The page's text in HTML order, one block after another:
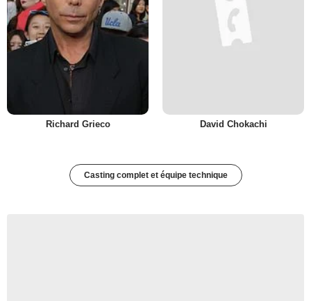
Richard Grieco David Chokachi
Casting complet et équipe technique